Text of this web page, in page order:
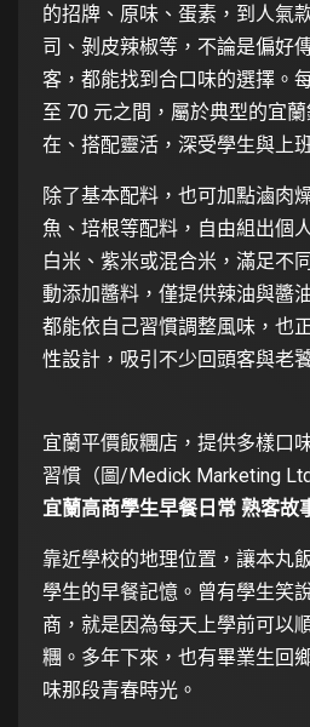
的招牌、原味、蛋素，到人氣
司、剝皮辣椒等，不論是偏好
客，都能找到合口味的選擇。
至 70 元之間，屬於典型的宜
在、搭配靈活，深受學生與上
除了基本配料，也可加點滷肉
魚、培根等配料，自由組出個
白米、紫米或混合米，滿足不
動添加醬料，僅提供辣油與醬
都能依自己習慣調整風味，也
性設計，吸引不少回頭客與老
宜蘭平價飯糰店，提供多樣口
習慣（圖/Medick Marketing
宜蘭高商學生早餐日常 熟客故
靠近學校的地理位置，讓本丸
學生的早餐記憶。曾有學生笑
商，就是因為每天上學前可以
糰。多年下來，也有畢業生回
味那段青春時光。